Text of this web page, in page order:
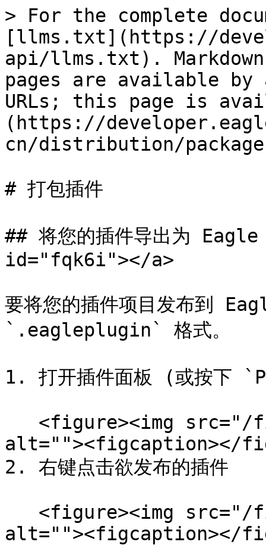
> For the complete
[llms.txt](https://
api/llms.txt).
pages are available by
URLs; this page is
(https://
cn/distribution/
# 打包插件
## 将您的插件导出为
id="fqk6i"></a>
要将您的插件项目发布到
`.eagleplugin` 格式。
1. 打开插件面板 (或按下
alt=""><figcaption></
2. 右键点击欲发布的插件
alt=""><figcaption></